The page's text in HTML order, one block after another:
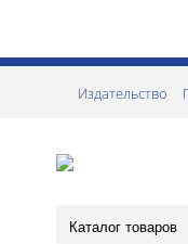
Издательство
Каталог товаров